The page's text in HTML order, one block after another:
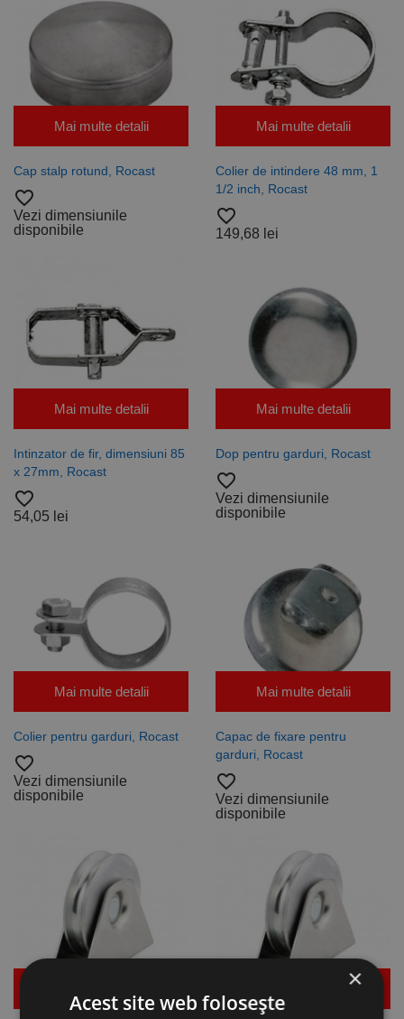
Mai multe detalii
Cap stalp rotund, Rocast
favorite_border
Vezi dimensiunile
disponibile
Mai multe detalii
Colier de intindere 48 mm, 1
1/2 inch, Rocast
favorite_border
149,68 lei
Mai multe detalii
Intinzator de fir, dimensiuni 85
x 27mm, Rocast
favorite_border
54,05 lei
Mai multe detalii
Dop pentru garduri, Rocast
favorite_border
Vezi dimensiunile
disponibile
Mai multe detalii
Colier pentru garduri, Rocast
favorite_border
Vezi dimensiunile
disponibile
Mai multe detalii
Capac de fixare pentru
garduri, Rocast
favorite_border
Vezi dimensiunile
disponibile
Mai multe detalii×
Acest site web folosește